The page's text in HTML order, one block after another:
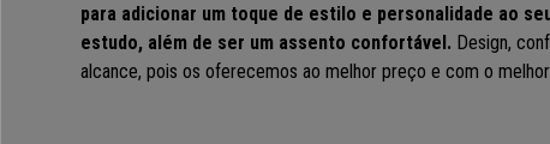
para adicionar um toque de estilo e personalidade ao
estudo, além de ser um assento confortável. Design,
alcance, pois os oferecemos ao melhor preço e com o